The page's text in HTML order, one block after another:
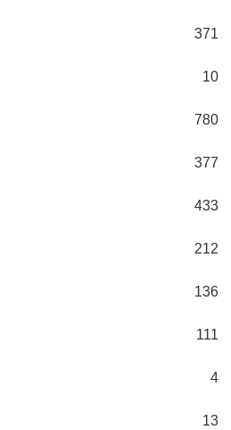
371
10
780
377
433
212
136
111
4
13